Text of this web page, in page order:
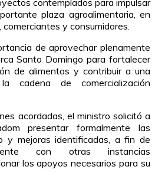
plaza agroalimentaria, en
y consumidores.
de aprovechar plenamente
Santo Domingo para fortalecer
de alimentos y contribuir a una
cadena de comercialización
acordadas, el ministro solicitó a
presentar formalmente las
y mejoras identificadas, a fin de
con otras instancias
los apoyos necesarios para su